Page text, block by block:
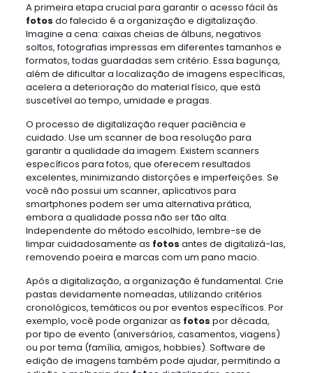
A primeira etapa crucial para garantir o acesso fácil às
fotos do falecido é a organização e digitalização.
Imagine a cena: caixas cheias de álbuns, negativos
soltos, fotografias impressas em diferentes tamanhos e
formatos, todas guardadas sem critério. Essa bagunça,
além de dificultar a localização de imagens específicas,
acelera a deterioração do material físico, que está
suscetível ao tempo, umidade e pragas.
O processo de digitalização requer paciência e
cuidado. Use um scanner de boa resolução para
garantir a qualidade da imagem. Existem scanners
específicos para fotos, que oferecem resultados
excelentes, minimizando distorções e imperfeições. Se
você não possui um scanner, aplicativos para
smartphones podem ser uma alternativa prática,
embora a qualidade possa não ser tão alta.
Independente do método escolhido, lembre-se de
limpar cuidadosamente as fotos antes de digitalizá-las,
removendo poeira e marcas com um pano macio.
Após a digitalização, a organização é fundamental. Crie
pastas devidamente nomeadas, utilizando critérios
cronológicos, temáticos ou por eventos específicos. Por
exemplo, você pode organizar as fotos por década,
por tipo de evento (aniversários, casamentos, viagens)
ou por tema (família, amigos, hobbies). Software de
edição de imagens também pode ajudar, permitindo a